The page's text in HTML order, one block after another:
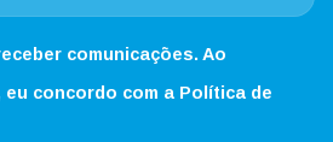
comunicações. Ao
concordo com a Política de